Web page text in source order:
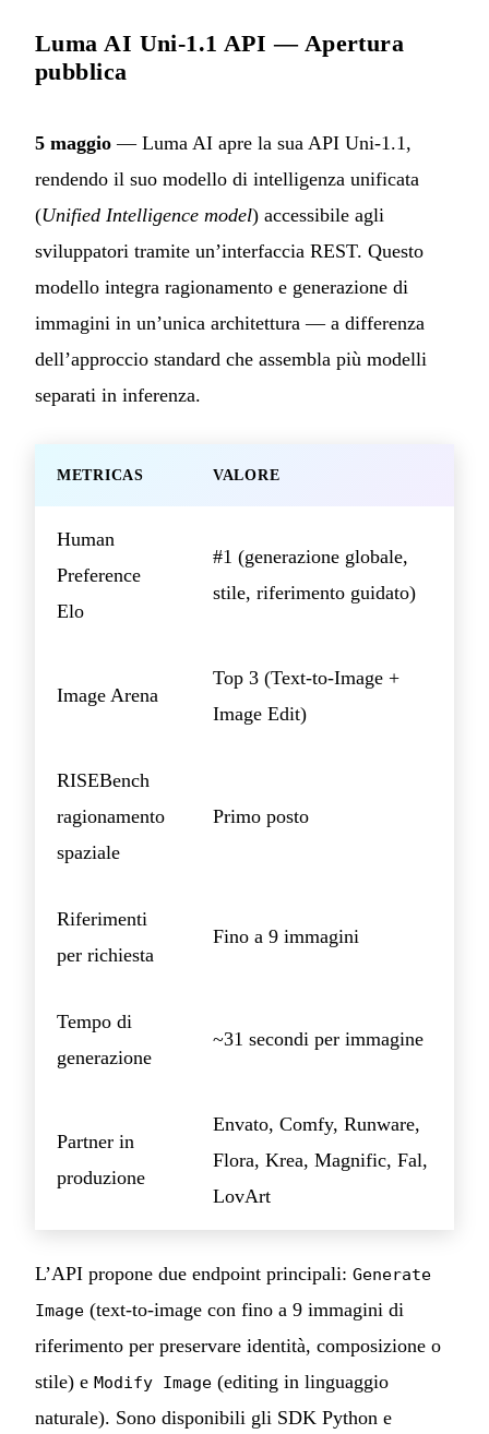
Luma AI Uni-1.1 API — Apertura
pubblica
5 maggio — Luma AI apre la sua API Uni-1.1,
rendendo il suo modello di intelligenza unificata
(Unified Intelligence model) accessibile agli
sviluppatori tramite un’interfaccia REST. Questo
modello integra ragionamento e generazione di
immagini in un’unica architettura — a differenza
dell’approccio standard che assembla più modelli
separati in inferenza.
METRICAS VALORE
Human
Preference
Elo
#1 (generazione globale,
stile, riferimento guidato)
Image Arena
Top 3 (Text-to-Image +
Image Edit)
RISEBench
ragionamento
spaziale
Primo posto
Riferimenti
per richiesta
Fino a 9 immagini
Tempo di
generazione
~31 secondi per immagine
Partner in
produzione
Envato, Comfy, Runware,
Flora, Krea, Magnific, Fal,
LovArt
L’API propone due endpoint principali: Generate
Image (text-to-image con fino a 9 immagini di
riferimento per preservare identità, composizione o
stile) e Modify Image (editing in linguaggio
naturale). Sono disponibili gli SDK Python e